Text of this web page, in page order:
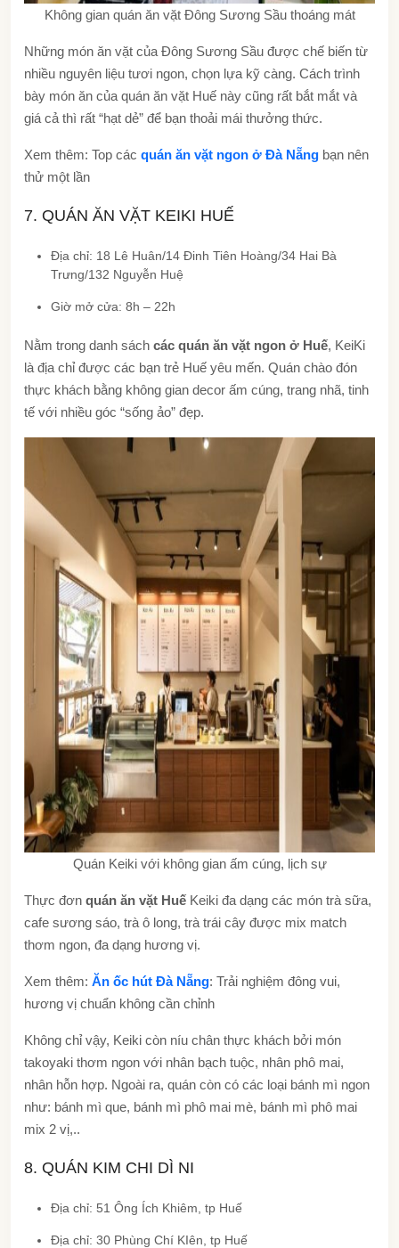
Không gian quán ăn vặt Đông Sương Sầu thoáng mát
Những món ăn vặt của Đông Sương Sầu được chế biến từ
nhiều nguyên liệu tươi ngon, chọn lựa kỹ càng. Cách trình
bày món ăn của quán ăn vặt Huế này cũng rất bắt mắt và
giá cả thì rất “hạt dẻ” để bạn thoải mái thưởng thức.
Xem thêm: Top các quán ăn vặt ngon ở Đà Nẵng bạn nên
thử một lần
7. QUÁN ĂN VẶT KEIKI HUẾ
Địa chỉ: 18 Lê Huân/14 Đinh Tiên Hoàng/34 Hai Bà
Trưng/132 Nguyễn Huệ
Giờ mở cửa: 8h – 22h
Nằm trong danh sách các quán ăn vặt ngon ở Huế, KeiKi
là địa chỉ được các bạn trẻ Huế yêu mến. Quán chào đón
thực khách bằng không gian decor ấm cúng, trang nhã, tinh
tế với nhiều góc “sống ảo” đẹp.
Quán Keiki với không gian ấm cúng, lịch sự
Thực đơn quán ăn vặt Huế Keiki đa dạng các món trà sữa,
cafe sương sáo, trà ô long, trà trái cây được mix match
thơm ngon, đa dạng hương vị.
Xem thêm: Ăn ốc hút Đà Nẵng: Trải nghiệm đông vui,
hương vị chuẩn không cần chỉnh
Không chỉ vậy, Keiki còn níu chân thực khách bởi món
takoyaki thơm ngon với nhân bạch tuộc, nhân phô mai,
nhân hỗn hợp. Ngoài ra, quán còn có các loại bánh mì ngon
như: bánh mì que, bánh mì phô mai mè, bánh mì phô mai
mix 2 vị,..
8. QUÁN KIM CHI DÌ NI
Địa chỉ: 51 Ông Ích Khiêm, tp Huế
Địa chỉ: 30 Phùng Chí KIên, tp Huế